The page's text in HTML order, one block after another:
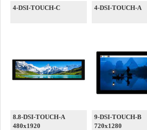
4-DSI-TOUCH-C 4-DSI-TOUCH-A
8.8-DSI-TOUCH-A
480x1920
9-DSI-TOUCH-B
720x1280